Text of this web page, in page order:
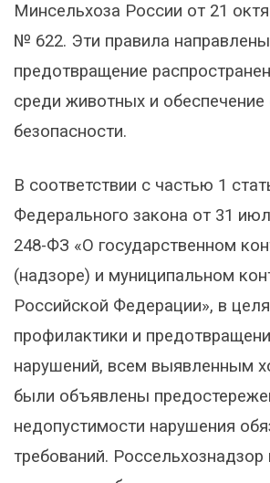
Минсельхоза России от 21
№ 622. Эти правила
предотвращение
среди животных и обеспечение
безопасности.
В соответствии с частью 1
Федерального закона от 31
248-ФЗ «О государственном
(надзоре) и муниципальном
Российской Федерации», в
профилактики и
нарушений, всем выявленным
были объявлены
недопустимости нарушения
требований. Россельхознадзор